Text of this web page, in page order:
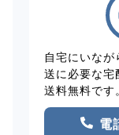
自宅にいな
送に必要な宅
送料無料です
電